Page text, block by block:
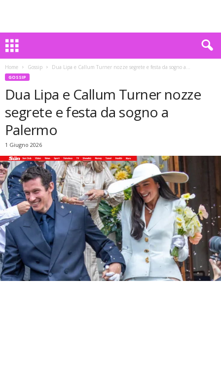
Home Gossip Dua Lipa e Callum Turner nozze segrete e festa da sogno a...
GOSSIP
Dua Lipa e Callum Turner nozze
segrete e festa da sogno a
Palermo
1 Giugno 2026